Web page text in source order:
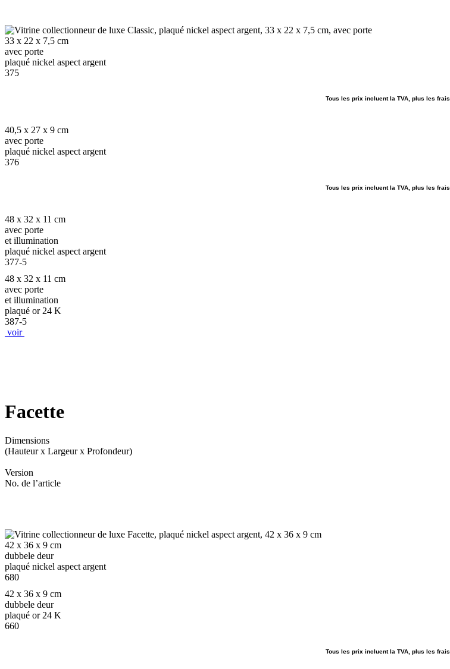
33 x 22 x 7,5 cm
avec porte
plaqué nickel aspect argent
375
Tous les prix incluent la TVA, plus les frais
40,5 x 27 x 9 cm
avec porte
plaqué nickel aspect argent
376
Tous les prix incluent la TVA, plus les frais
48 x 32 x 11 cm
avec porte
et illumination
plaqué nickel aspect argent
377-5
48 x 32 x 11 cm
avec porte
et illumination
plaqué or 24 K
387-5
voir
Facette
Dimensions
(Hauteur x Largeur x Profondeur)
Version
No. de l’article
42 x 36 x 9 cm
dubbele deur
plaqué nickel aspect argent
680
42 x 36 x 9 cm
dubbele deur
plaqué or 24 K
660
Tous les prix incluent la TVA, plus les frais